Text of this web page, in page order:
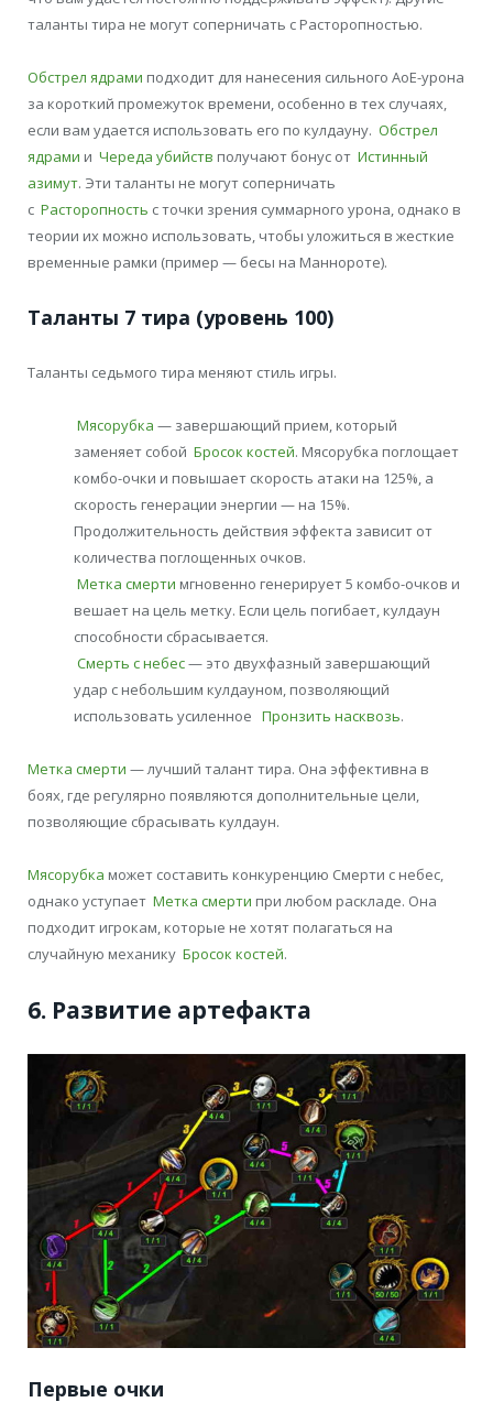
таланты тира не могут соперничать с Расторопностью.
Обстрел ядрами подходит для нанесения сильного АоЕ-урона
за короткий промежуток времени, особенно в тех случаях,
если вам удается использовать его по кулдауну. Обстрел
ядрами и Череда убийств получают бонус от Истинный
азимут. Эти таланты не могут соперничать
с Расторопность с точки зрения суммарного урона, однако в
теории их можно использовать, чтобы уложиться в жесткие
временные рамки (пример — бесы на Маннороте).
Таланты 7 тира (уровень 100)
Таланты седьмого тира меняют стиль игры.
Мясорубка — завершающий прием, который
заменяет собой Бросок костей. Мясорубка поглощает
комбо-очки и повышает скорость атаки на 125%, а
скорость генерации энергии — на 15%.
Продолжительность действия эффекта зависит от
количества поглощенных очков.
Метка смерти мгновенно генерирует 5 комбо-очков и
вешает на цель метку. Если цель погибает, кулдаун
способности сбрасывается.
Смерть с небес— это двухфазный завершающий
удар с небольшим кулдауном, позволяющий
использовать усиленное Пронзить насквозь.
Метка смерти — лучший талант тира. Она эффективна в
боях, где регулярно появляются дополнительные цели,
позволяющие сбрасывать кулдаун.
Мясорубка может составить конкуренцию Смерти с небес,
однако уступает Метка смерти при любом раскладе. Она
подходит игрокам, которые не хотят полагаться на
случайную механику Бросок костей.
6. Развитие артефакта
Первые очки